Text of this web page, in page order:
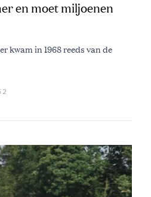
en moet miljoenen
kwam in 1968 reeds van de